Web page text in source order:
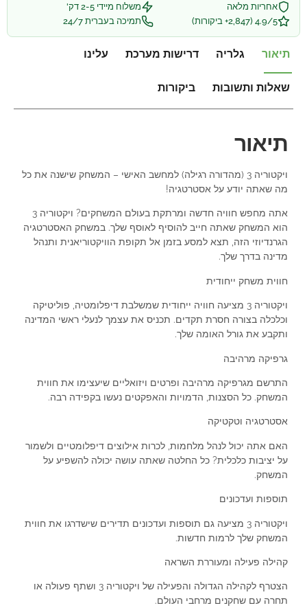
אחריות מלאה
משלוח מיידי 2-5 דק'
4.9/5 (2,847+ ביקורות)
תמיכה בעברית 24/7
תיאור גלריה דרישות מערכת עלינו
שאלות ותשובות ביקורות
תיאור
ויקטוריה 3 (מהדורה רגילה) למחשב האישי – המשחק שישנה את כל
מה שאתה יודע על אסטרטגיה!
אתה מחפש חוויה חדשה ומרתקת בעולם המשחקים? ויקטוריה 3
הוא המשחק שאתה חייב להוסיף לאוסף שלך. במשחק האסטרטגיה
הגרנדיוזי הזה, תצא למסע בזמן אל תקופת הוויקטוריאנית ותנהל
מדינה בדרך שלך.
חווית משחק ייחודית
ויקטוריה 3 מציעה חוויה ייחודית שמשלבת דיפלומטיה, פוליטיקה
וכלכלה בצורה חסרת תקדים. תכניס את עצמך לנעלי ראשי המדינה
ותקבע את גורל האומה שלך.
גרפיקה מרהיבה
התרשם מגרפיקה מרהיבה ופרטים ויזואליים שיעצימו את חווית
המשחק. כל הסצנות, הדמויות והאפקטים נעשו בקפידה רבה.
אסטרטגיה וטקטיקה
האם אתה יכול לנהל מלחמות, לכרות אילוצים דיפלומטיים ולשמור
על יציבות כלכלית? כל החלטה שאתה עושה יכולה להשפיע על
המשחק.
תוספות ועדכונים
ויקטוריה 3 מציעה גם תוספות ועדכונים תדירים שישדרגו את חווית
המשחק שלך לרמות חדשות.
קהילה פעילה ומעוררת השראה
הצטרף לקהילה הגדולה והפעילה של ויקטוריה 3 ושתף פעולה או
תחרה עם שחקנים מרחבי העולם.